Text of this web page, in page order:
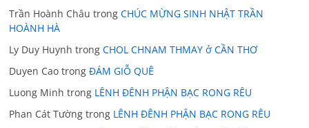
Trần Hoành Châu trongCHÚC MỪNG SINH NHẬT TRẦN
HOÀNH HÀ
Ly Duy Huynh trongCHOL CHNAM THMAY ở CẦN THƠ
Duyen Cao trongĐÁM GIỖ QUÊ
Luong Minh trong LÊNH ĐÊNH PHẬN BẠC RONG RÊU
Phan Cát Tường trong LÊNH ĐÊNH PHẬN BẠC RONG RÊU